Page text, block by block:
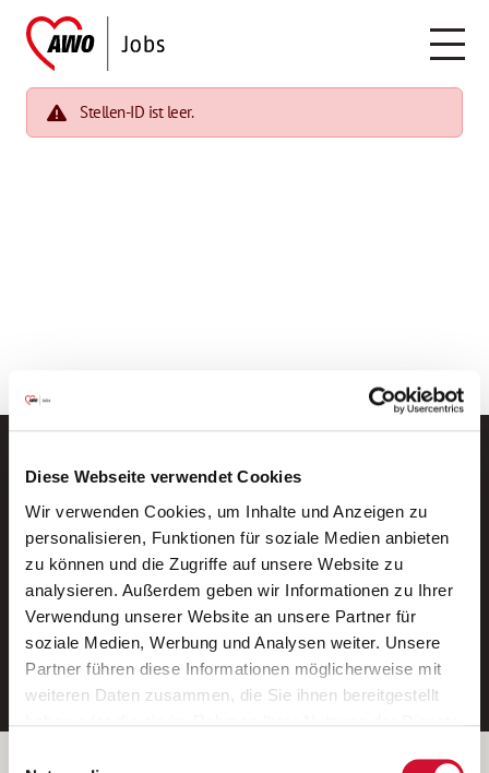
Diese Webseite verwendet Cookies
Wir verwenden Cookies, um Inhalte und Anzeigen zu
personalisieren, Funktionen für soziale Medien anbieten
zu können und die Zugriffe auf unsere Website zu
analysieren. Außerdem geben wir Informationen zu Ihrer
Verwendung unserer Website an unsere Partner für
soziale Medien, Werbung und Analysen weiter. Unsere
Partner führen diese Informationen möglicherweise mit
weiteren Daten zusammen, die Sie ihnen bereitgestellt
Stellen-ID ist leer.
Neue Stellen per E-Mail.
Ein kostenloser Service von AWO
Jobs.
E-Mail-Adresse eintragen